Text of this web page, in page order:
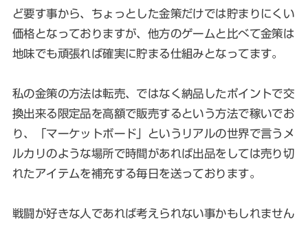
ど要す事から、ちょっとした金策だけでは貯まりにくい
価格となっておりますが、他方のゲームと比べて金策は
地味でも頑張れば確実に貯まる仕組みとなってます。
私の金策の方法は転売、ではなく納品したポイントで交
換出来る限定品を高額で販売するという方法で稼いでお
り、「マーケットボード」というリアルの世界で言うメ
ルカリのような場所で時間があれば出品をしては売り切
れたアイテムを補充する毎日を送っております。
戦闘が好きな人であれば考えられない事かもしれません